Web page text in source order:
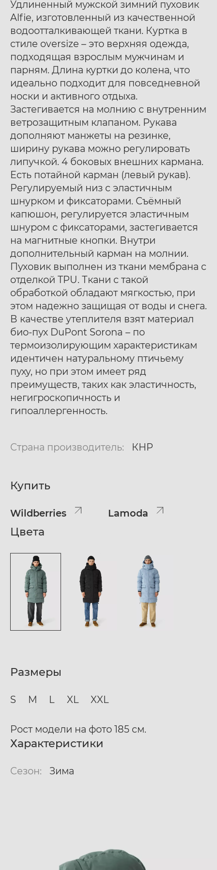
Ботинки муж. Harry
Hatchet Debris mono
black
40 41
42
43
44 45 46 47
Ботинки муж. Harry
Hatchet Bluff black
40 41
43
44 45 46 47
Удлиненный мужской зимний пуховик
Alfie, изготовленный из качественной
водоотталкивающей ткани. Куртка в
стиле oversize – это верхняя одежда,
подходящая взрослым мужчинам и
парням. Длина куртки до колена, что
идеально подходит для повседневной
носки и активного отдыха.
Застегивается на молнию с внутренним
ветрозащитным клапаном. Рукава
дополняют манжеты на резинке,
ширину рукава можно регулировать
липучкой. 4 боковых внешних кармана.
Есть потайной карман (левый рукав).
Регулируемый низ с эластичным
шнурком и фиксаторами. Съёмный
капюшон, регулируется эластичным
шнуром с фиксаторами, застегивается
на магнитные кнопки. Внутри
дополнительный карман на молнии.
Пуховик выполнен из ткани мембрана с
отделкой TPU. Ткани с такой
обработкой обладают мягкостью, при
этом надежно защищая от воды и снега.
В качестве утеплителя взят материал
био-пух DuPont Sorona – по
термоизолирующим характеристикам
идентичен натуральному птичьему
пуху, но при этом имеет ряд
преимуществ, таких как эластичность,
негигроскопичность и
гипоаллергенность.
Страна производитель: КНР
Купить
Wildberries Lamoda
Цвета
Размеры
S M L XL XXL
Рост модели на фото 185 см.
Характеристики
Сезон: Зима